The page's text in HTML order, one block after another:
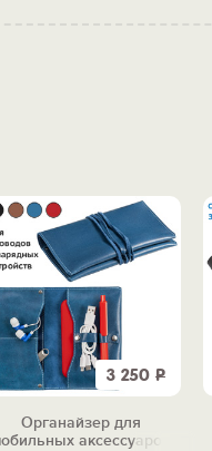
3 250 Р
Органайзер для
аксессуаров